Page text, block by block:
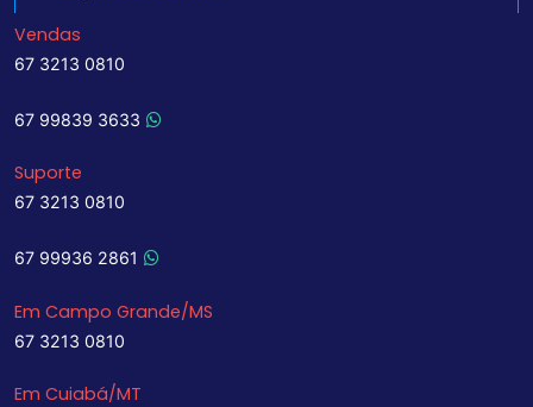
Vendas
67 3213 0810
67 99839 3633
Suporte
67 3213 0810
67 99936 2861
Em Campo Grande/MS
67 3213 0810
Em Cuiabá/MT